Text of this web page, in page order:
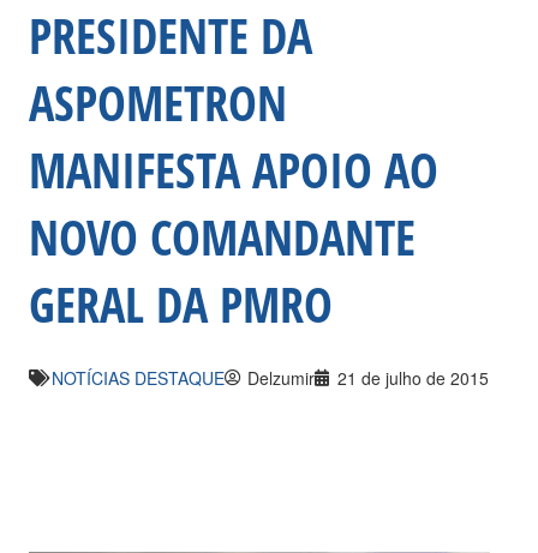
PRESIDENTE DA
ASPOMETRON
MANIFESTA APOIO AO
NOVO COMANDANTE
GERAL DA PMRO
NOTÍCIAS DESTAQUE Delzumir 21 de julho de 2015